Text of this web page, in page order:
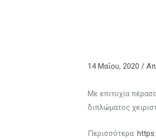
14 Μαΐου, 2020/
Με επιτυχία
διπλώματος
Περισσότερα: